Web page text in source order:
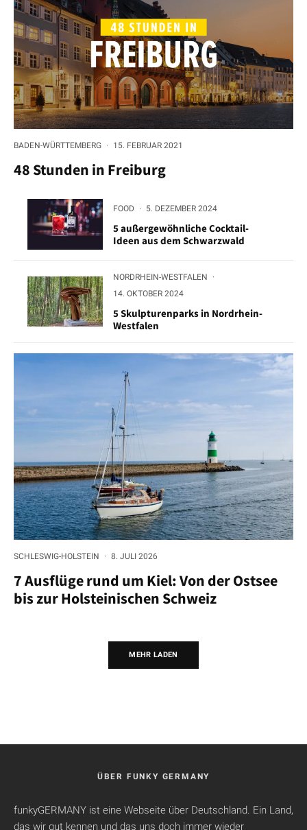
BADEN-WÜRTTEMBERG · 15. FEBRUAR 2021
48 Stunden in Freiburg
FOOD · 5. DEZEMBER 2024
5 außergewöhnliche Cocktail-
Ideen aus dem Schwarzwald
NORDRHEIN-WESTFALEN
·
14. OKTOBER 2024
5 Skulpturenparks in Nordrhein-
Westfalen
SCHLESWIG-HOLSTEIN · 8. JULI 2026
7 Ausflüge rund um Kiel: Von der Ostsee
bis zur Holsteinischen Schweiz
MEHR LADEN
ÜBER FUNKY GERMANY
funkyGERMANY ist eine Webseite über Deutschland. Ein Land,
das wir gut kennen und das uns doch immer wieder